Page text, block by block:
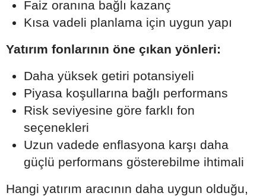
Faiz oranına bağlı kazanç
Kısa vadeli planlama için uygun yapı
Yatırım fonlarının öne çıkan yönleri:
Daha yüksek getiri potansiyeli
Piyasa koşullarına bağlı performans
Risk seviyesine göre farklı fon
seçenekleri
Uzun vadede enflasyona karşı daha
güçlü performans gösterebilme ihtimali
Hangi yatırım aracının daha uygun olduğu,